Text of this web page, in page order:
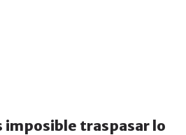
razones del
imposible traspasar lo